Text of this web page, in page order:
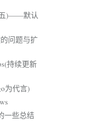
五)——默认
的问题与扩
持续更新
为代言)
一些总结